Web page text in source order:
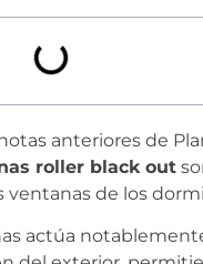
anteriores de
roller black out
ventanas de los
actúa